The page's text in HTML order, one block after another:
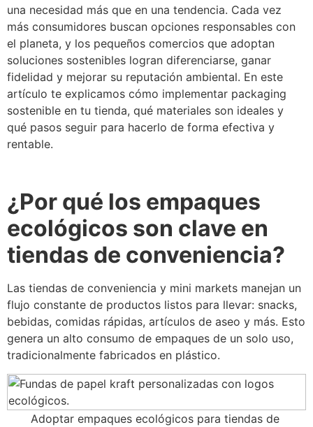
una necesidad más que en una tendencia. Cada vez
más consumidores buscan opciones responsables con
el planeta, y los pequeños comercios que adoptan
soluciones sostenibles logran diferenciarse, ganar
fidelidad y mejorar su reputación ambiental. En este
artículo te explicamos cómo implementar packaging
sostenible en tu tienda, qué materiales son ideales y
qué pasos seguir para hacerlo de forma efectiva y
rentable.
¿Por qué los empaques
ecológicos son clave en
tiendas de conveniencia?
Las tiendas de conveniencia y mini markets manejan un
flujo constante de productos listos para llevar: snacks,
bebidas, comidas rápidas, artículos de aseo y más. Esto
genera un alto consumo de empaques de un solo uso,
tradicionalmente fabricados en plástico.
Adoptar empaques ecológicos para tiendas de